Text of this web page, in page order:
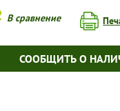
В сравнение
СООБЩИТЬ О